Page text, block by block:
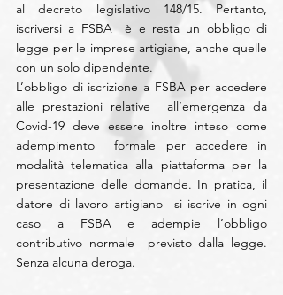
al decreto legislativo 148/15. Pertanto,
iscriversi a FSBA  è e resta un obbligo di
legge per le imprese artigiane, anche quelle
con un solo dipendente.
L’obbligo di iscrizione a FSBA per accedere
alle prestazioni relative  all’emergenza da
Covid-19 deve essere inoltre inteso come
adempimento  formale per accedere in
modalità telematica alla piattaforma per la
presentazione delle domande. In pratica, il
datore di lavoro artigiano  si iscrive in ogni
caso a FSBA e adempie l’obbligo
contributivo normale  previsto dalla legge.
Senza alcuna deroga.